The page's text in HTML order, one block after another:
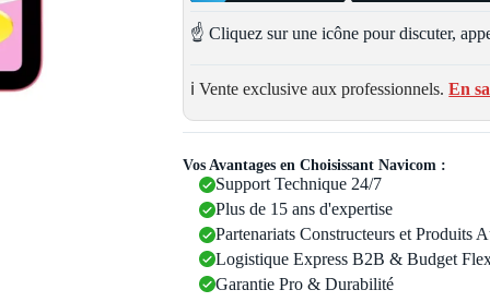
☝️ Cliquez sur une icône pour discuter,
ℹ️ Vente exclusive aux professionnels.En
Vos Avantages en Choisissant Navicom :
Support Technique 24/7
Plus de 15 ans d'expertise
Partenariats Constructeurs et Produits
Logistique Express B2B & Budget
Garantie Pro & Durabilité